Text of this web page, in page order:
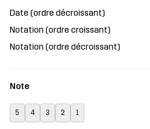
Date (ordre décroissant)
Notation (ordre croissant)
Notation (ordre décroissant)
Note
5 4 3 2 1